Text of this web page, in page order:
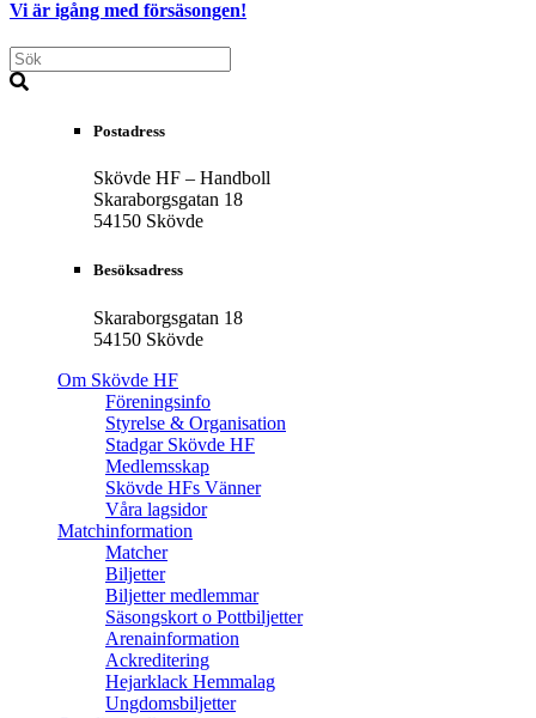
Vi är igång med försäsongen!
Postadress
Skövde HF – Handboll
Skaraborgsgatan 18
54150 Skövde
Besöksadress
Skaraborgsgatan 18
54150 Skövde
Om Skövde HF
Föreningsinfo
Styrelse & Organisation
Stadgar Skövde HF
Medlemsskap
Skövde HFs Vänner
Våra lagsidor
Matchinformation
Matcher
Biljetter
Biljetter medlemmar
Säsongskort o Pottbiljetter
Arenainformation
Ackreditering
Hejarklack Hemmalag
Ungdomsbiljetter